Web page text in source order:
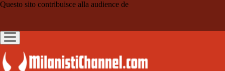
Questo sito contribuisce alla audience de